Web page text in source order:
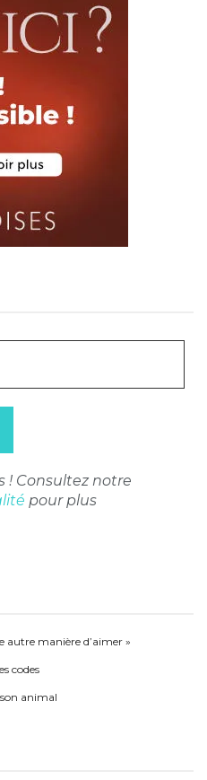
! Consultez notre
pour plus
autre manière d’aimer »
codes
animal